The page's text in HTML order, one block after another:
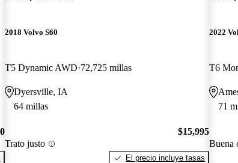
2018 Volvo S60
T5 Dynamic AWD 72,725 millas
Dyersville, IA
64 millas
Trato justo
$15,995
El precio incluye tasas
2022
T6
71
Buena